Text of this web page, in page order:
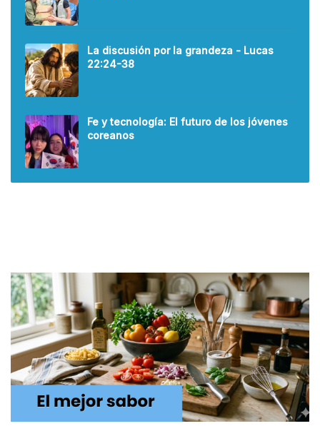
La discusión por la grandeza - Lucas
22:24-38
Fe y tecnología: El futuro de los jóvenes
coreanos